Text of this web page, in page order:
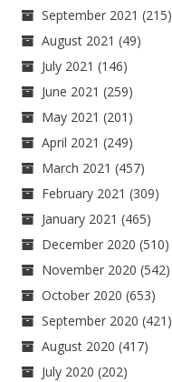
September 2021 (215)
August 2021 (49)
July 2021 (146)
June 2021 (259)
May 2021 (201)
April 2021 (249)
March 2021 (457)
February 2021 (309)
January 2021 (465)
December 2020 (510)
November 2020 (542)
October 2020 (653)
September 2020 (421)
August 2020 (417)
July 2020 (202)